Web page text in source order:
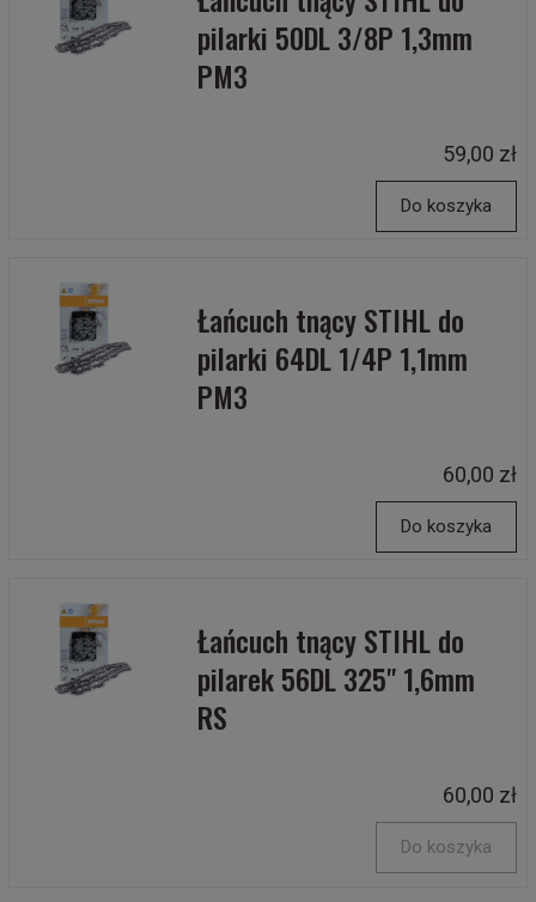
pilarki 50DL 3/8P 1,3mm
PM3
59,00 zł
Do koszyka
Łańcuch tnący STIHL do
pilarki 64DL 1/4P 1,1mm
PM3
60,00 zł
Do koszyka
Łańcuch tnący STIHL do
pilarek 56DL 325" 1,6mm
RS
60,00 zł
Do koszyka